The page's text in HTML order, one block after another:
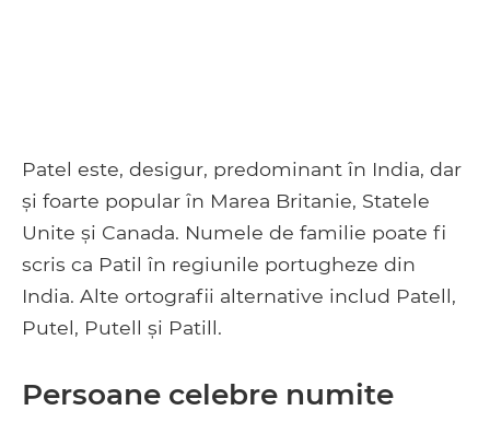
Patel este, desigur, predominant în India, dar
și foarte popular în Marea Britanie, Statele
Unite și Canada. Numele de familie poate fi
scris ca Patil în regiunile portugheze din
India. Alte ortografii alternative includ Patell,
Putel, Putell și Patill.
Persoane celebre numite